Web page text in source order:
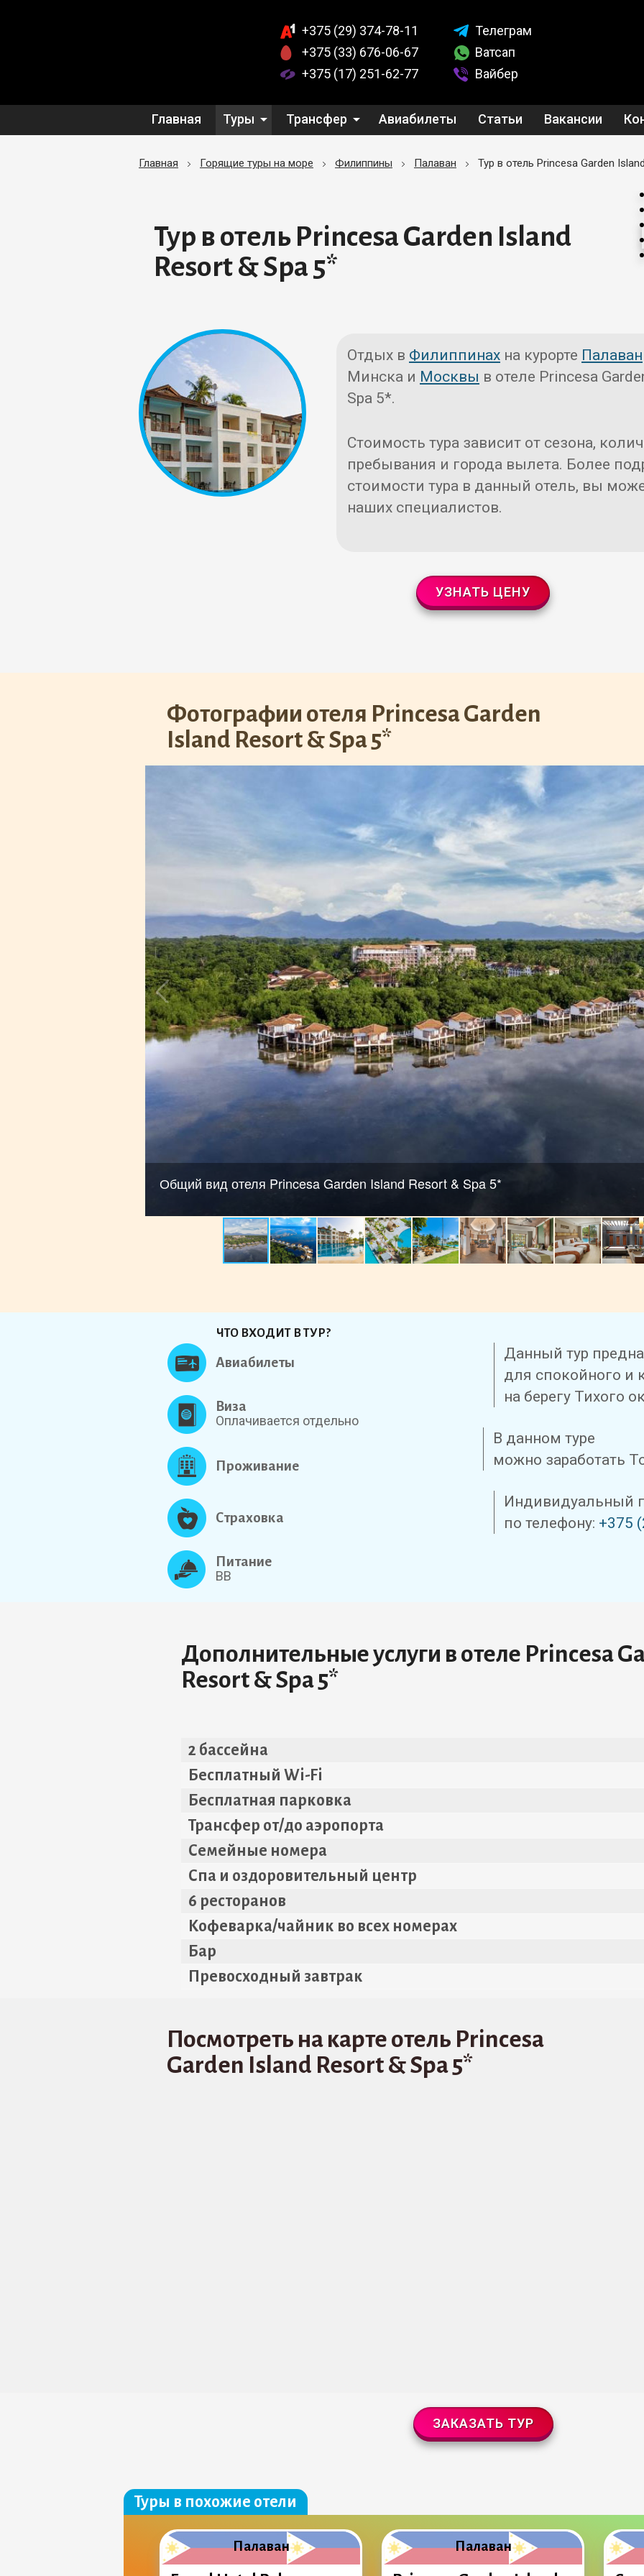
+375 (29) 374-78-11
+375 (33) 676-06-67
+375 (17) 251-62-77
Телеграм
Ватсап
Вайбер
Главная Туры Трансфер Авиабилеты Статьи Вакансии
Главная Горящие туры на море Филиппины Палаван Тур в отель Princesa Garden
Тур в отель Princesa Garden Island
Resort & Spa 5*
Отдых в Филиппинах на курорте Палаван
Минска и Москвы в отеле Princesa
Spa 5*.
Стоимость тура зависит от сезона,
пребывания и города вылета. Более
стоимости тура в данный отель, вы
наших специалистов.
УЗНАТЬ ЦЕНУ
Фотографии отеля Princesa Garden
Island Resort & Spa 5*
Общий вид отеля Princesa Garden Island Resort & Spa 5*
ЧТО ВХОДИТ В ТУР?
Авиабилеты
Виза
Оплачивается отдельно
Проживание
Страховка
Питание
BB
Данный тур
для спокойного и
на берегу Тихого
В данном туре
можно заработать
Индивидуальный
по телефону: +375
Дополнительные услуги в отеле Princesa
Resort & Spa 5*
2 бассейна
Бесплатный Wi-Fi
Бесплатная парковка
Трансфер от/до аэропорта
Семейные номера
Спа и оздоровительный центр
6 ресторанов
Кофеварка/чайник во всех номерах
Бар
Превосходный завтрак
Посмотреть на карте отель Princesa
Garden Island Resort & Spa 5*
ЗАКАЗАТЬ ТУР
Туры в похожие отели
Палаван Палаван